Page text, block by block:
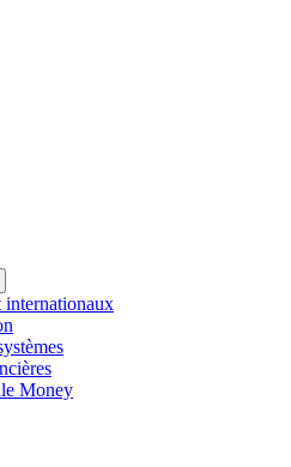
internationaux
Money